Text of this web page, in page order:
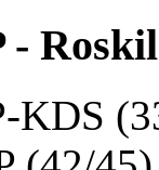
-
KDS